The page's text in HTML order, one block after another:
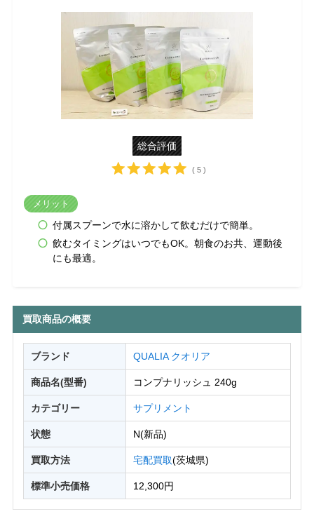
総合評価
( 5 )
メリット
付属スプーンで水に溶かして飲むだけで簡単。
飲むタイミングはいつでもOK。朝食のお共、運動後
にも最適。
買取商品の概要
ブランド QUALIA クオリア
商品名(型番) コンプナリッシュ 240g
カテゴリー サプリメント
状態 N(新品)
買取方法 宅配買取(茨城県)
標準小売価格 12,300円